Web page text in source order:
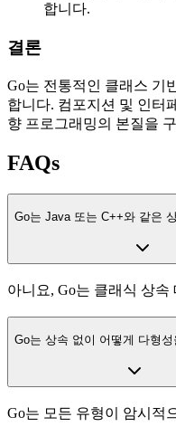
합니다.
결론
Go는 전통적인 클래스 기
합니다. 컴포지션 및 인터
향 프로그래밍의 본질을
FAQs
Go는 Java 또는 C++와 같은
아니요, Go는 클래식 상
Go는 상속 없이 어떻게 다형
Go는 모든 유형이 암시적